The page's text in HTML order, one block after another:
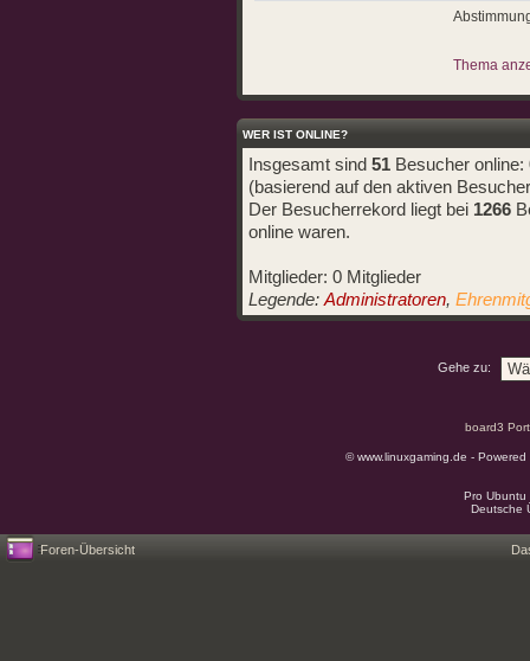
Thema
WER IST ONLINE?
Insgesamt sind 51 Besucher
(basierend auf den aktiven
Der Besucherrekord liegt bei 1266
online waren.
Mitglieder: 0 Mitglieder
Legende: Administratoren,
Gehe zu:
board3
© www.linuxgaming.de -
Pro
Deutsche
Foren-Übersicht